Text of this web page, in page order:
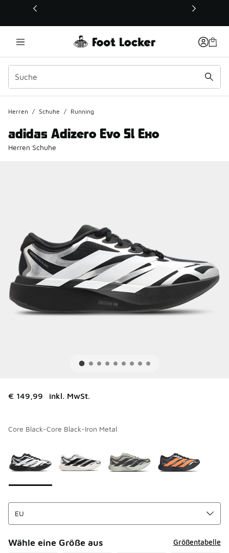
Dieser Link öffnet sich in einem neuen Fenster
Herren / Schuhe / Running
adidas Adizero Evo Sl Exo
Herren Schuhe
€ 149,99 inkl. MwSt.
Core Black-Core Black-Iron Metal
Wähle eine Größe aus Größentabelle